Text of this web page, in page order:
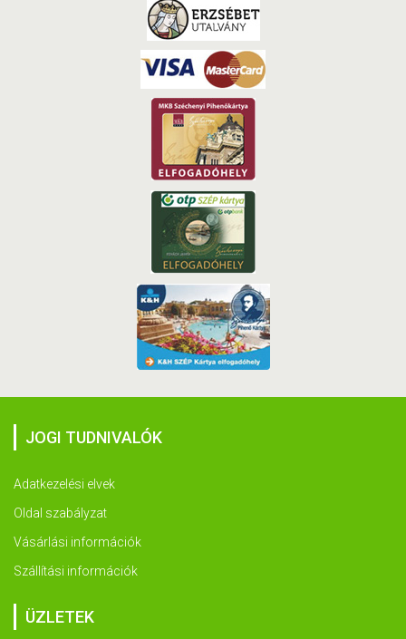
JOGI TUDNIVALÓK
Adatkezelési elvek
Oldal szabályzat
Vásárlási információk
Szállítási információk
ÜZLETEK